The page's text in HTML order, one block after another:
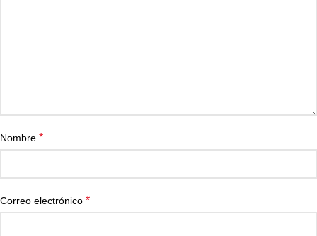
Nombre *
Correo electrónico *